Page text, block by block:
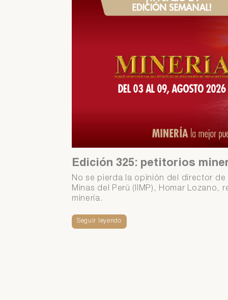
Edición 325: petitorios
No se pierda la opinión del director
Minas del Perú (IIMP), Homar
minería.
Seguir leyendo
Si
Se